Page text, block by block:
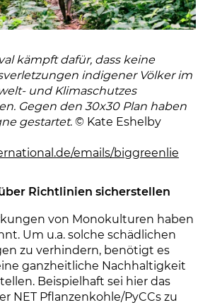
kämpft dafür, dass keine
indigener Völker im
und Klimaschutzes
Gegen den 30x30 Plan haben
gestartet. © Kate Eshelby
emails/biggreenlie
Richtlinien sicherstellen
von Monokulturen haben
Um u.a. solche schädlichen
zu verhindern, benötigt es
ganzheitliche Nachhaltigkeit
Beispielhaft sei hier das
NET Pflanzenkohle/PyCCs zu